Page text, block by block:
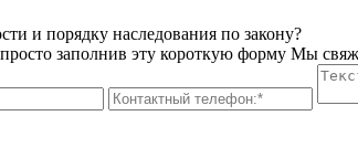
и порядку наследования по закону?
заполнив эту короткую форму Мы